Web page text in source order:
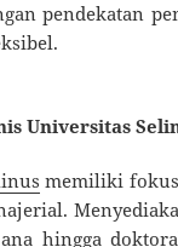
pendekatan
Universitas
memiliki
hingga